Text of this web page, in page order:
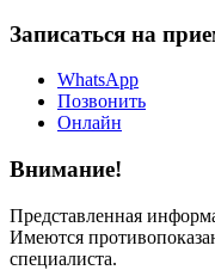
Записаться на
WhatsApp
Позвонить
Онлайн
Внимание!
Представленная
Имеются
специалиста.